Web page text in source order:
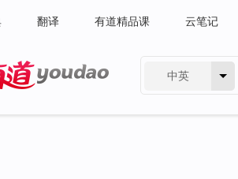
翻译 有道精品课 云笔记
中英